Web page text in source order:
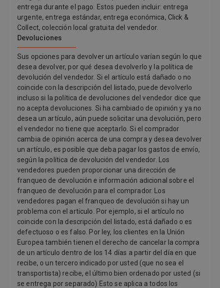
entrega durante el pago. Estos pueden incluir: entrega
urgente, entrega estándar, entrega económica, Click &
Collect, colección local gratuita del vendedor.
Devoluciones
Sus opciones para devolver un artículo varían según lo que
desea devolver, por qué desea devolverlo y la política de
devolución del vendedor. Si el artículo está dañado o no
coincide con la descripción del listado, puede devolverlo
incluso si la política de devoluciones del vendedor dice que
no acepta devoluciones. Si ha cambiado de opinión y ya no
desea un artículo, aún puede solicitar una devolución, pero
el vendedor no tiene que aceptarlo. Si el comprador
cambia de opinión acerca de una compra y desea devolver
un artículo, es posible que deba pagar los gastos de envío,
según la política de devolución del vendedor. Los
vendedores pueden proporcionar una dirección de
franqueo de devolución e información adicional sobre el
franqueo de devolución para el comprador. Los
vendedores pagan el franqueo de devolución si hay un
problema con el artículo. Por ejemplo, si el artículo no
coincide con la descripción del listado, está dañado o es
defectuoso o es falso. Por ley, los clientes en la Unión
Europea también tienen el derecho de cancelar la compra
de un artículo dentro de los 14 días a partir del día en que
recibe, o un tercero indicado por usted (que no sea el
transportista) recibe, el último bien ordenado por usted (si
se entrega por separado) Esto se aplica a todos los